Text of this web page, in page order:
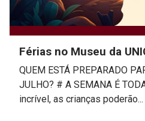
Férias no Museu da
QUEM ESTÁ PREPARADO
JULHO? # A SEMANA É TODA MINHA Nessa semana
incrível, as crianças poderão...